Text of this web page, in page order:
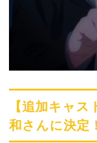
【追加キャ
和さんに決定！